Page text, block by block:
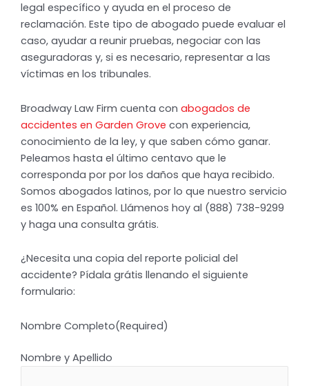
legal específico y ayuda en el proceso de
reclamación. Este tipo de abogado puede evaluar el
caso, ayudar a reunir pruebas, negociar con las
aseguradoras y, si es necesario, representar a las
víctimas en los tribunales.
Broadway Law Firm cuenta con abogados de
accidentes en Garden Grove con experiencia,
conocimiento de la ley, y que saben cómo ganar.
Peleamos hasta el último centavo que le
corresponda por por los daños que haya recibido.
Somos abogados latinos, por lo que nuestro servicio
es 100% en Español. Llámenos hoy al (888) 738-9299
y haga una consulta grátis.
¿Necesita una copia del reporte policial del
accidente? Pídala grátis llenando el siguiente
formulario:
Nombre Completo(Required)
Nombre y Apellido